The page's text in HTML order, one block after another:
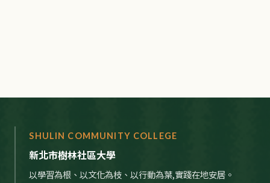
SHULIN COMMUNITY COLLEGE
新北市樹林社區大學
以學習為根、以文化為枝、以行動為葉,實踐在地安居。